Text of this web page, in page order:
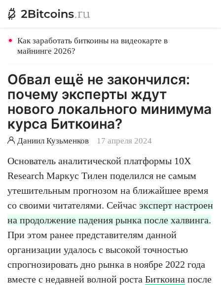
Как заработать биткоины на видеокарте в
майнинге 2026?
Обвал ещё не закончился:
почему эксперты ждут
нового локального минимума
курса Биткоина?
Даниил Кузьменков 17 апреля 2024
Основатель аналитической платформы 10X
Research Маркус Тилен поделился не самым
утешительным прогнозом на ближайшее время
со своими читателями. Сейчас эксперт настроен
на продолжение падения рынка после халвинга.
При этом ранее представителям данной
организации удалось с высокой точностью
спрогнозировать дно рынка в ноябре 2022 года
вместе с недавней волной роста Биткоина после